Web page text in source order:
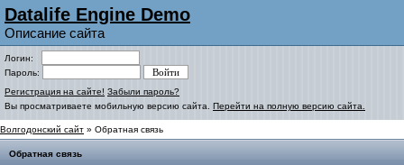
Datalife Engine Demo
Описание сайта
Логин:
Пароль:
Регистрация на сайте! Забыли пароль?
Вы просматриваете мобильную версию сайта. Перейти на полную версию сайта.
Волгодонский сайт » Обратная связь
Обратная связь